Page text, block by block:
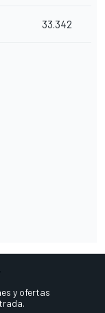
33.342
y ofertas